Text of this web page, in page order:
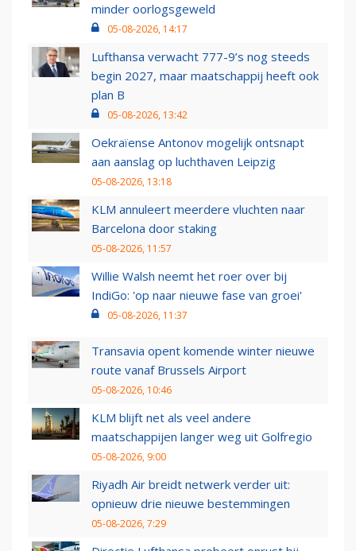
minder oorlogsgeweld
05-08-2026, 14:17
Lufthansa verwacht 777-9’s nog steeds
begin 2027, maar maatschappij heeft ook
plan B
05-08-2026, 13:42
Oekraïense Antonov mogelijk ontsnapt
aan aanslag op luchthaven Leipzig
05-08-2026, 13:18
KLM annuleert meerdere vluchten naar
Barcelona door staking
05-08-2026, 11:57
Willie Walsh neemt het roer over bij
IndiGo: 'op naar nieuwe fase van groei'
05-08-2026, 11:37
Transavia opent komende winter nieuwe
route vanaf Brussels Airport
05-08-2026, 10:46
KLM blijft net als veel andere
maatschappijen langer weg uit Golfregio
05-08-2026, 9:00
Riyadh Air breidt netwerk verder uit:
opnieuw drie nieuwe bestemmingen
05-08-2026, 7:29